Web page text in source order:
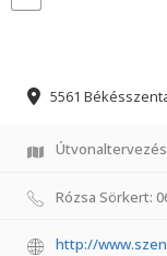
5561
Útvonaltervezés
Rózsa Sörkert:
http://